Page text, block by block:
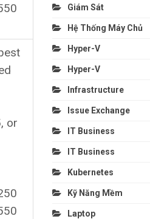
or
Giám Sát
Hệ Thống Máy Chủ
Hyper-V
Hyper-V
Infrastructure
Issue Exchange
IT Business
IT Business
Kubernetes
Kỹ Năng Mềm
Laptop